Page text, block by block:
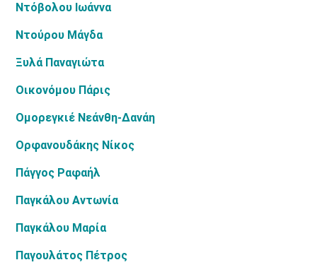
Ντόβολου Ιωάννα
Ντούρου Μάγδα
Ξυλά Παναγιώτα
Οικονόμου Πάρις
Ομορεγκιέ Νεάνθη-Δανάη
Ορφανουδάκης Νίκος
Πάγγος Ραφαήλ
Παγκάλου Αντωνία
Παγκάλου Μαρία
Παγουλάτος Πέτρος